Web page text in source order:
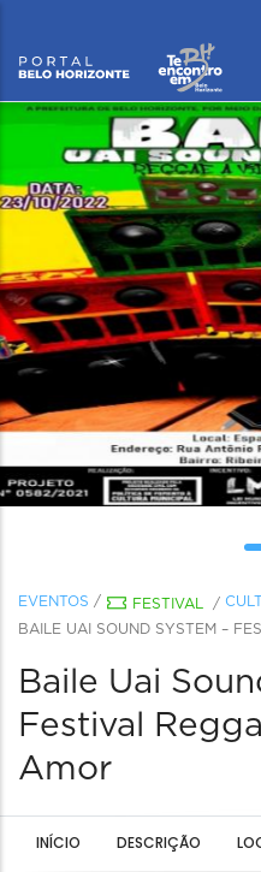
EVENTOS / FESTIVAL /
BAILE UAI SOUND SYSTEM –
Baile Uai
Festival
Amor
INÍCIO DESCRIÇÃO